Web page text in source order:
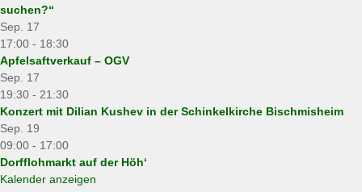
suchen?“
Sep. 17
17:00 - 18:30
Apfelsaftverkauf – OGV
Sep. 17
19:30 - 21:30
Konzert mit Dilian Kushev in der Schinkelkirche Bischmisheim
Sep. 19
09:00 - 17:00
Dorfflohmarkt auf der Höh‘
Kalender anzeigen